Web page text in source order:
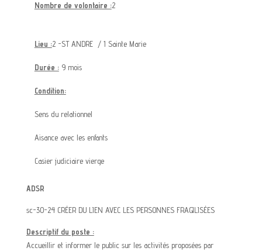
Nombre de volontaire :2
Lieu :2 -ST ANDRE / 1 Sainte Marie
Durée :9 mois
Condition:
Sens du relationnel
Aisance avec les enfants
Casier judiciaire vierge
ADSR
sc-30-24 CRÉER DU LIEN AVEC LES PERSONNES FRAGILISÉES
Descriptif du poste :
Accueillir et informer le public sur les activités proposées par